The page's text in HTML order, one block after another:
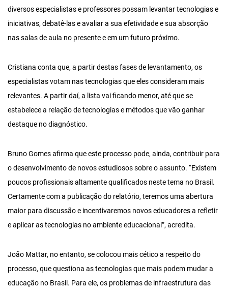
diversos especialistas e professores possam levantar tecnologias e
iniciativas, debatê-las e avaliar a sua efetividade e sua absorção
nas salas de aula no presente e em um futuro próximo.
Cristiana conta que, a partir destas fases de levantamento, os
especialistas votam nas tecnologias que eles consideram mais
relevantes. A partir daí, a lista vai ficando menor, até que se
estabelece a relação de tecnologias e métodos que vão ganhar
destaque no diagnóstico.
Bruno Gomes afirma que este processo pode, ainda, contribuir para
o desenvolvimento de novos estudiosos sobre o assunto. “Existem
poucos profissionais altamente qualificados neste tema no Brasil.
Certamente com a publicação do relatório, teremos uma abertura
maior para discussão e incentivaremos novos educadores a refletir
e aplicar as tecnologias no ambiente educacional”, acredita.
João Mattar, no entanto, se colocou mais cético a respeito do
processo, que questiona as tecnologias que mais podem mudar a
educação no Brasil. Para ele, os problemas de infraestrutura das